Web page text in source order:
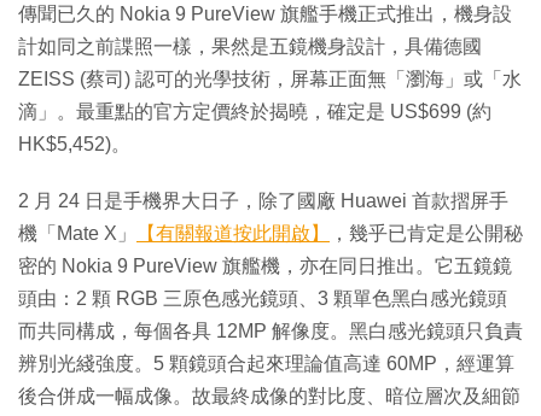
傳聞已久的 Nokia 9 PureView 旗艦手機正式推出，機身設
計如同之前諜照一樣，果然是五鏡機身設計，具備德國
ZEISS (蔡司) 認可的光學技術，屏幕正面無「瀏海」或「水
滴」。最重點的官方定價終於揭曉，確定是 US$699 (約
HK$5,452)。
2 月 24 日是手機界大日子，除了國廠 Huawei 首款摺屏手
機「Mate X」
【有關報道按此開啟】
，幾乎已肯定是公開秘
密的 Nokia 9 PureView 旗艦機，亦在同日推出。它五鏡鏡
頭由：2 顆 RGB 三原色感光鏡頭、3 顆單色黑白感光鏡頭
而共同構成，每個各具 12MP 解像度。黑白感光鏡頭只負責
辨別光綫強度。5 顆鏡頭合起來理論值高達 60MP，經運算
後合併成一幅成像。故最終成像的對比度、暗位層次及細節